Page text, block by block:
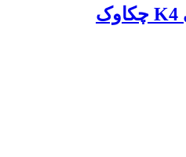
سرویتور دندانپزشکی K4 چکاوک